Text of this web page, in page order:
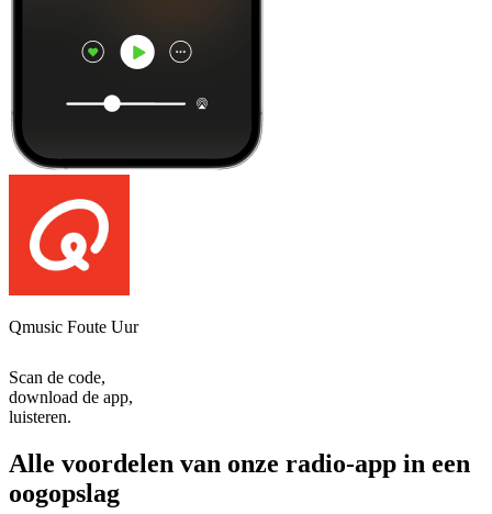
Qmusic Foute Uur
Scan de code,
download de app,
luisteren.
Alle voordelen van onze radio-app in een
oogopslag